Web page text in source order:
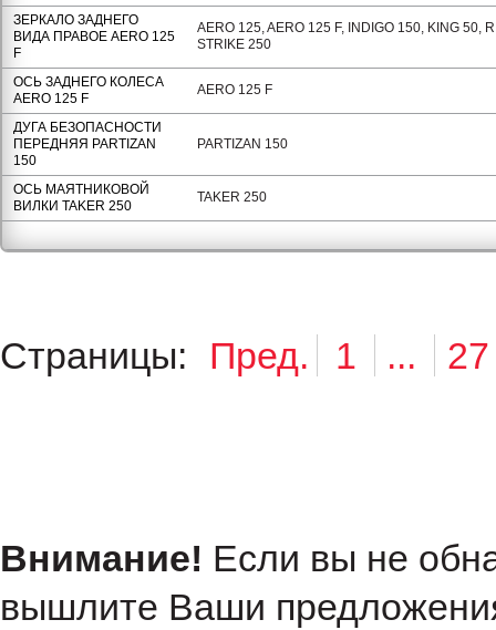
ЗЕРКАЛО ЗАДНЕГО
ВИДА ПРАВОЕ AERO 125
F
AERO 125, AERO 125 F, INDIGO 150, KING 50,
STRIKE 250
ОСЬ ЗАДНЕГО КОЛЕСА
AERO 125 F
AERO 125 F
ДУГА БЕЗОПАСНОСТИ
ПЕРЕДНЯЯ PARTIZAN
150
PARTIZAN 150
ОСЬ МАЯТНИКОВОЙ
ВИЛКИ TAKER 250
TAKER 250
Страницы: Пред. 1 ... 27
Внимание! Если вы не
вышлите Ваши